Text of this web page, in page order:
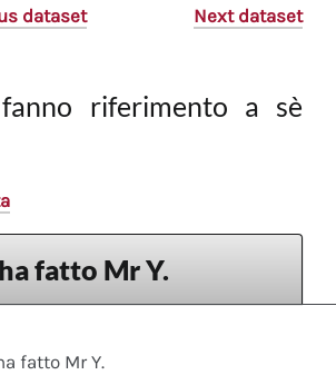
dataset Next dataset
riferimento a sè
fatto Mr Y.
fatto Mr Y.